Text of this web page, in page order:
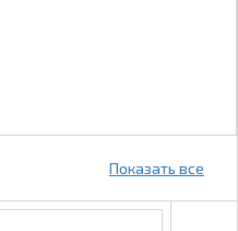
Показать все